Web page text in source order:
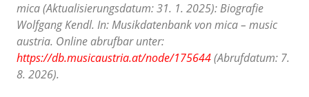
mica (Aktualisierungsdatum: 31. 1. 2025): Biografie
Wolfgang Kendl. In: Musikdatenbank von mica – music
austria. Online abrufbar unter:
https://db.musicaustria.at/node/175644(Abrufdatum: 7.
8. 2026).